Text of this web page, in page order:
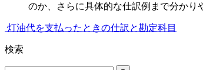
のか、さらに具体的な仕訳例まで分かり
灯油代を支払ったときの仕訳と勘定科目
検索